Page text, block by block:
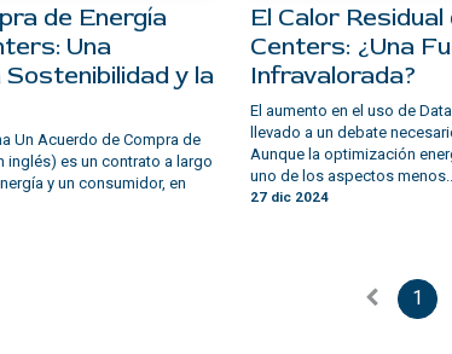
de Energía
Una
y la
Un Acuerdo de Compra de
inglés) es un contrato a largo
y un consumidor, en
El Calor
Centers: ¿Una
Infravalorada?
El aumento en el uso de
llevado a un debate
Aunque la optimización
uno de los aspectos menos...
27 dic 2024
1